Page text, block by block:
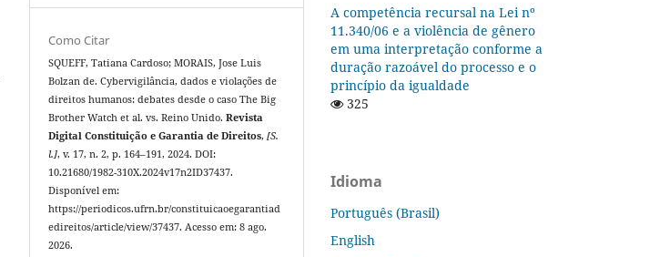
Como Citar
SQUEFF, Tatiana Cardoso; MORAIS, Jose Luis
Bolzan de. Cybervigilância, dados e violações de
direitos humanos: debates desde o caso The Big
Brother Watch et al. vs. Reino Unido.Revista
Digital Constituição e Garantia de Direitos,[S.
l.], v. 17, n. 2, p. 164–191, 2024. DOI:
10.21680/1982-310X.2024v17n2ID37437.
Disponível em:
https://periodicos.ufrn.br/constituicaoegarantiad
edireitos/article/view/37437. Acesso em: 8 ago.
2026.
A competência recursal na Lei nº
11.340/06 e a violência de gênero
em uma interpretação conforme a
duração razoável do processo e o
princípio da igualdade
325
Idioma
Português (Brasil)
English